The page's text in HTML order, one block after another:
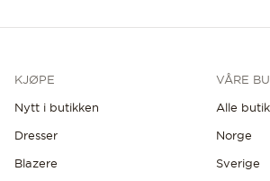
KJØPE
Nytt i butikken
Dresser
Blazere
VÅRE
Alle
Norge
Sverige